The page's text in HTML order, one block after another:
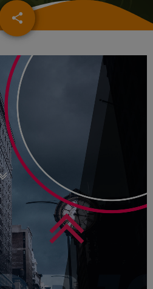
share
email